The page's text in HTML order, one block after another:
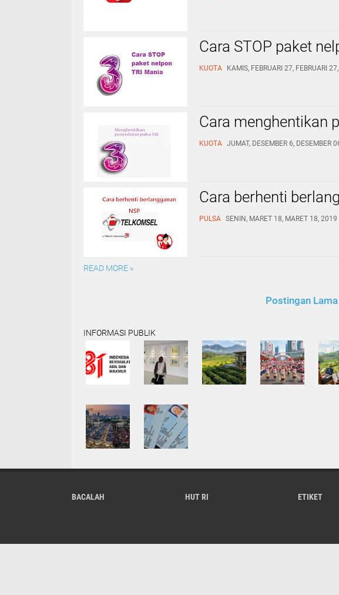
Cara STOP paket
KUOTA KAMIS, FEBRUARI 27, FEBRUARI
Cara menghentikan
KUOTA JUMAT, DESEMBER 6, DESEMBER
Cara berhenti
PULSA SENIN, MARET 18, MARET 18, 2019
READ MORE »
Postingan Lama
INFORMASI PUBLIK
BACALAH HUT RI ETIKET